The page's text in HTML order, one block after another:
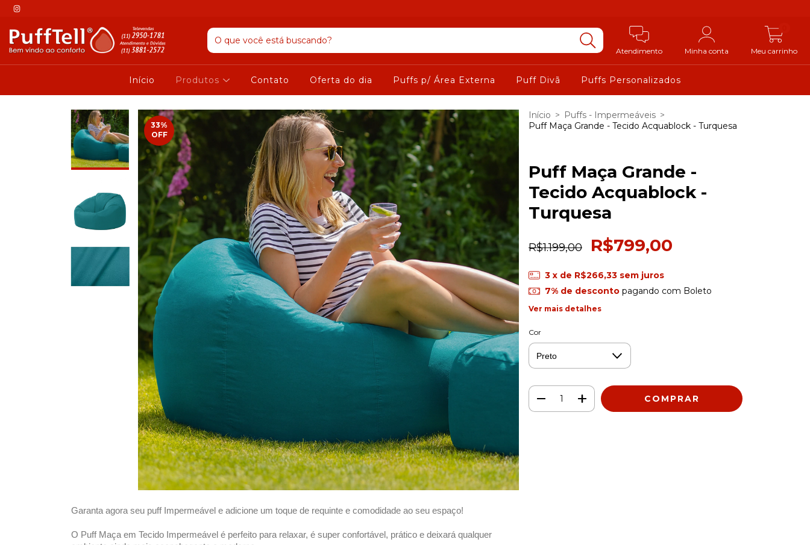
Atendimento Minha conta Meu carrinho
Início Produtos Contato Oferta do dia Puffs p/ Área Externa Puff Divã Puffs Personalizados
33%
OFF
Garanta agora seu puff Impermeável e adicione um toque de requinte e comodidade ao seu espaço!
O Puff Maça em Tecido Impermeável é perfeito para relaxar, é super confortável, prático e deixará qualquer
Início > Puffs - Impermeáveis >
Puff Maça Grande - Tecido Acquablock - Turquesa
Puff Maça Grande -
Tecido Acquablock -
Turquesa
R$1.199,00 R$799,00
3 x de R$266,33 sem juros
7% de descontopagando com Boleto
Ver mais detalhes
Cor